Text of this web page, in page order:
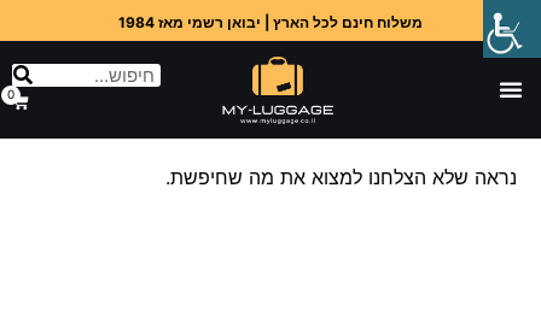
משלוח חינם לכל הארץ | יבואן רשמי מאז 1984
0
נראה שלא הצלחנו למצוא את מה שחיפשת.